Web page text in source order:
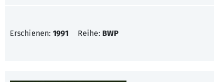
Erschienen: 1991 Reihe: BWP